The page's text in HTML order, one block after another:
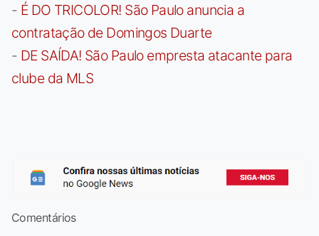
- É DO TRICOLOR! São Paulo anuncia a
contratação de Domingos Duarte
- DE SAÍDA! São Paulo empresta atacante para
clube da MLS
Comentários